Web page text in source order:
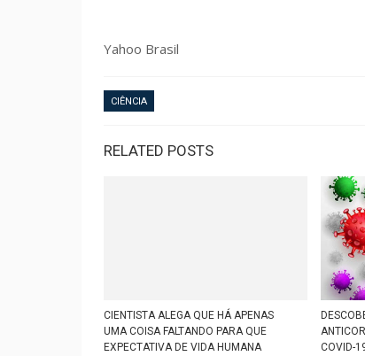
Yahoo Brasil
CIÊNCIA
RELATED POSTS
CIENTISTA ALEGA QUE HÁ APENAS
UMA COISA FALTANDO PARA QUE
EXPECTATIVA DE VIDA HUMANA
COVID-